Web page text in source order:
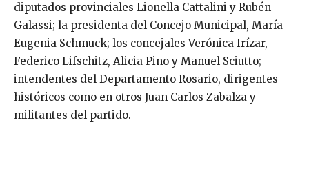
diputados provinciales Lionella Cattalini y Rubén
Galassi; la presidenta del Concejo Municipal, María
Eugenia Schmuck; los concejales Verónica Irízar,
Federico Lifschitz, Alicia Pino y Manuel Sciutto;
intendentes del Departamento Rosario, dirigentes
históricos como en otros Juan Carlos Zabalza y
militantes del partido.